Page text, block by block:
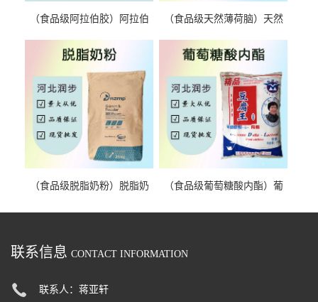
（食品级阿拉伯胶）阿拉伯
（食品级天然薄荷脑）天然
（食品级脱脂奶粉）脱脂奶
（食品级葡萄糖酸内酯）葡
联系信息 CONTACT INFORMATION
联系人：蒋亚轩